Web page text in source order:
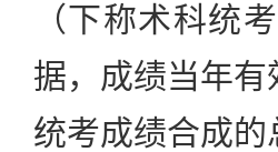
（下称术科统
据，成绩当年
统考成绩合成